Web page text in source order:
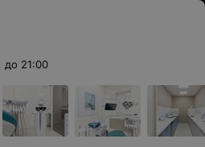
до 21:00